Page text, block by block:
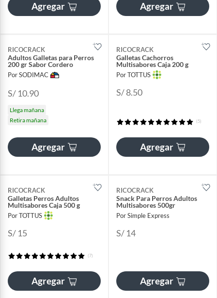
Agregar Agregar
RICOCRACK
Adultos Galletas para Perros
200 gr Sabor Cordero
Por SODIMAC
S/ 10.90
Llega mañana
Retira mañana
Agregar
RICOCRACK
Galletas Cachorros
Multisabores Caja 200 g
Por TOTTUS
S/ 8.50
(5)
Agregar
RICOCRACK
Galletas Perros Adultos
Multisabores Caja 500 g
Por TOTTUS
S/ 15
(7)
Agregar
RICOCRACK
Snack Para Perros Adultos
Multisabores 500gr
Por Simple Express
S/ 14
Agregar